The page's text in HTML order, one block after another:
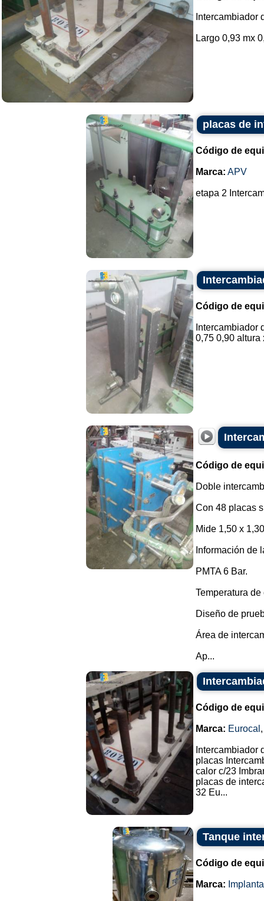
Intercambiador
Largo 0,93 mx
placas de
Código de
Marca: APV
etapa 2
Código de
Intercambiador
0,75 0,90 altura
Código de
Doble
Con 48 placas
Mide 1,50 x
Información de
PMTA 6 Bar.
Temperatura
Diseño de
Área de
Ap...
Código de
Marca: Eurocal
Intercambiador
placas
calor c/23
placas de
32 Eu...
Tanque
Código de
Marca: